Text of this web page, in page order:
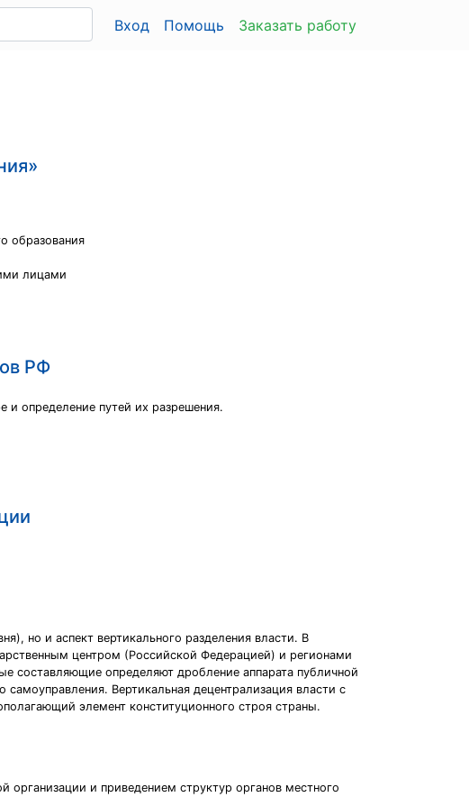
Вход Помощь Заказать работу
образования
лицами
РФ
и определение путей их разрешения.
но и аспект вертикального разделения власти. В
центром (Российской Федерацией) и регионами
составляющие определяют дробление аппарата публичной
Вертикальная децентрализация власти с
элемент конституционного строя страны.
организации и приведением структур органов местного